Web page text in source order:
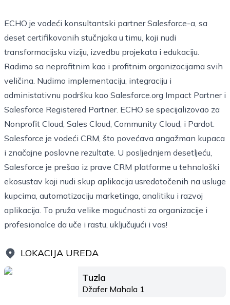
LOKACIJA UREDA
Tuzla
Džafer Mahala 1
ECHO je vodeći konsultantski partner Salesforce-a, sa
deset certifikovanih stučnjaka u timu, koji nudi
transformacijsku viziju, izvedbu projekata i edukaciju.
Radimo sa neprofitnim kao i profitnim organizacijama svih
veličina. Nudimo implementaciju, integraciju i
administativnu podršku kao Salesforce.org Impact Partner i
Salesforce Registered Partner. ECHO se specijalizovao za
Nonprofit Cloud, Sales Cloud, Community Cloud, i Pardot.
Salesforce je vodeći CRM, što povećava angažman kupaca
i značajne poslovne rezultate. U posljednjem desetljeću,
Salesforce je prešao iz prave CRM platforme u tehnološki
ekosustav koji nudi skup aplikacija usredotočenih na usluge
kupcima, automatizaciju marketinga, analitiku i razvoj
aplikacija. To pruža velike mogućnosti za organizacije i
profesionalce da uče i rastu, uključujući i vas!